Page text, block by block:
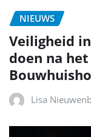
NIEUWS
Veiligheid
doen na
Lisa